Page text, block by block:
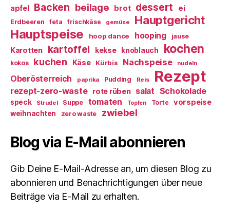
apfel Backen beilage brot dessert ei
Erdbeeren feta frischkäse gemüse Hauptgericht
Hauptspeise hoop dance hooping jause
Karotten kartoffel kekse knoblauch kochen
kokos kuchen Käse Kürbis Nachspeise nudeln
Oberösterreich paprika Pudding Reis Rezept
rezept-zero-waste rote rüben salat Schokolade
speck Strudel Suppe tomaten Topfen Torte vorspeise
weihnachten zero waste zwiebel
Blog via E-Mail abonnieren
Gib Deine E-Mail-Adresse an, um diesen Blog zu
abonnieren und Benachrichtigungen über neue
Beiträge via E-Mail zu erhalten.